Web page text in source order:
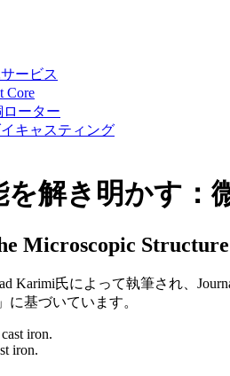
ービス
Core
ーター
キャスティング
を解き明かす：
Microscopic
Karimi氏によって執筆され、
に基づいています。
iron.